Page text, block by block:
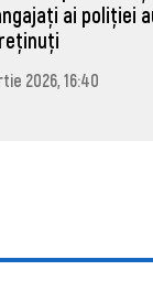
ai poliției
2026, 16:40